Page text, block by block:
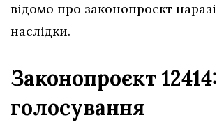
відомо про законопроєкт
наслідки.
Законопроєкт
голосування